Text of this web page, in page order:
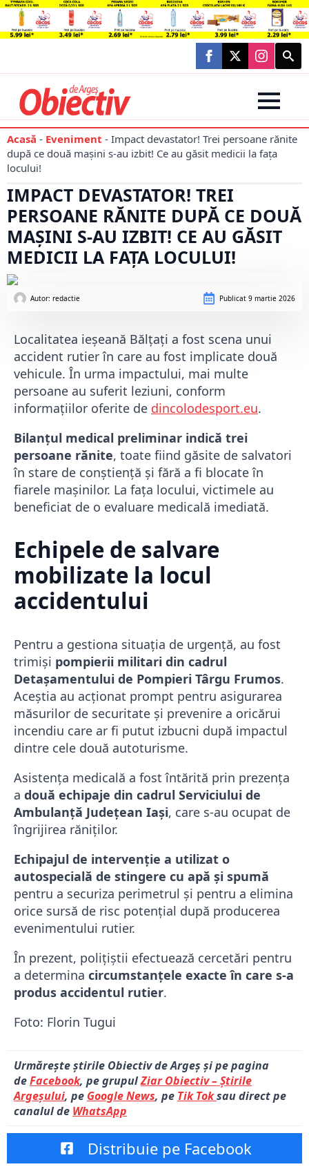
Search
for:
Acasă - Eveniment - Impact devastator! Trei persoane rănite
după ce două mașini s-au izbit! Ce au găsit medicii la fața
locului!
IMPACT DEVASTATOR! TREI
PERSOANE RĂNITE DUPĂ CE DOUĂ
MAȘINI S-AU IZBIT! CE AU GĂSIT
MEDICII LA FAȚA LOCULUI!
Autor: redactie Publicat 9 martie 2026
Localitatea ieșeană Bălțați a fost scena unui
accident rutier în care au fost implicate două
vehicule. În urma impactului, mai multe
persoane au suferit leziuni, conform
informațiilor oferite de dincolodesport.eu.
Bilanțul medical preliminar indică trei
persoane rănite, toate fiind găsite de salvatori
în stare de conștiență și fără a fi blocate în
fiarele mașinilor. La fața locului, victimele au
beneficiat de o evaluare medicală imediată.
Echipele de salvare
mobilizate la locul
accidentului
Pentru a gestiona situația de urgență, au fost
trimiși pompierii militari din cadrul
Detașamentului de Pompieri Târgu Frumos.
Aceștia au acționat prompt pentru asigurarea
măsurilor de securitate și prevenire a oricărui
incendiu care ar fi putut izbucni după impactul
dintre cele două autoturisme.
Asistența medicală a fost întărită prin prezența
a două echipaje din cadrul Serviciului de
Ambulanță Județean Iași, care s-au ocupat de
îngrijirea răniților.
Echipajul de intervenție a utilizat o
autospecială de stingere cu apă și spumă
pentru a securiza perimetrul și pentru a elimina
orice sursă de risc potențial după producerea
evenimentului rutier.
În prezent, polițiștii efectuează cercetări pentru
a determina circumstanțele exacte în care s-a
produs accidentul rutier.
Foto: Florin Tugui
Urmărește știrile Obiectiv de Argeș și pe pagina
deFacebook, pe grupulZiar Obiectiv – Știrile
Argeșului, pe Google News, pe Tik Toksau direct pe
canalul de WhatsApp
Distribuie pe Facebook